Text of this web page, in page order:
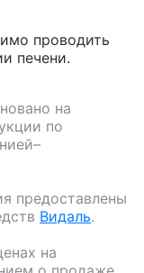
проводить
печени.
на
по
предоставлены
Видаль.
на